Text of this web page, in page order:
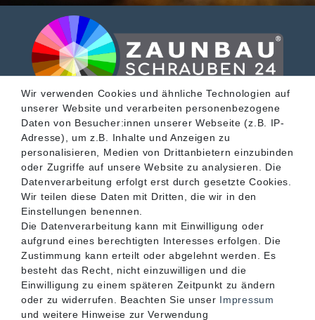
SERVICE
INFORMATIONEN
KONTAKT
Wir verwenden Cookies und ähnliche Technologien auf
unserer Website und verarbeiten personenbezogene
Daten von Besucher:innen unserer Webseite (z.B. IP-
Adresse), um z.B. Inhalte und Anzeigen zu
personalisieren, Medien von Drittanbietern einzubinden
oder Zugriffe auf unsere Website zu analysieren. Die
Datenverarbeitung erfolgt erst durch gesetzte Cookies.
Wir teilen diese Daten mit Dritten, die wir in den
Einstellungen benennen.
Die Datenverarbeitung kann mit Einwilligung oder
aufgrund eines berechtigten Interesses erfolgen. Die
Zustimmung kann erteilt oder abgelehnt werden. Es
besteht das Recht, nicht einzuwilligen und die
Einwilligung zu einem späteren Zeitpunkt zu ändern
oder zu widerrufen. Beachten Sie unser Impressum
und weitere Hinweise zur Verwendung